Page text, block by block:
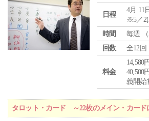
日程
4月 11
※5／2
時間
毎週 （
回数
全12回
料金
14,580
40,500
義開始
タロット・カード ～22枚のメイン・カード